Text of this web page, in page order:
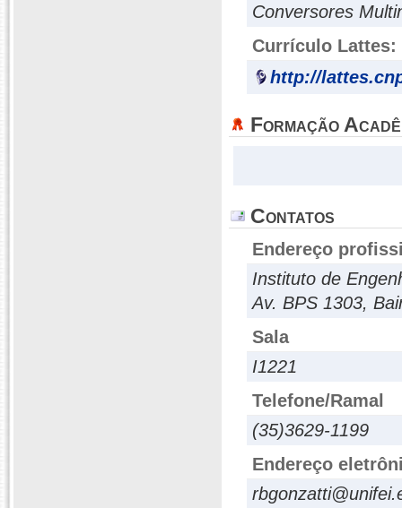
Conversores
Currículo Lattes:
http://
Formação
Contatos
Endereço
Instituto de
Av. BPS 1303,
Sala
I1221
Telefone/Ramal
(35)3629-1199
Endereço